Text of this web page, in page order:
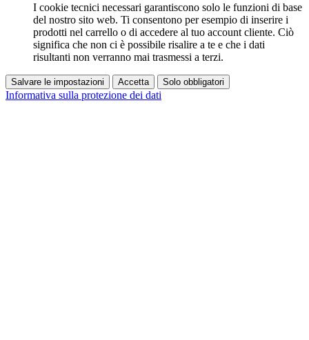
I cookie tecnici necessari garantiscono solo le funzioni di base
del nostro sito web. Ti consentono per esempio di inserire i
prodotti nel carrello o di accedere al tuo account cliente. Ciò
significa che non ci è possibile risalire a te e che i dati
risultanti non verranno mai trasmessi a terzi.
Salvare le impostazioni Accetta Solo obbligatori
Informativa sulla protezione dei dati